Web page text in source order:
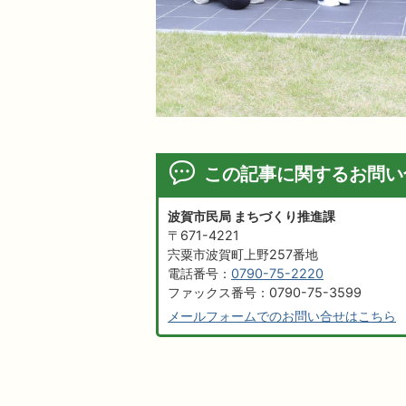
この記事に関するお問
波賀市民局 まちづくり推進課
〒671-4221
宍粟市波賀町上野257番地
電話番号： 0790-75-2220
ファックス番号：0790-75-3599
メールフォームでのお問い合せはこちら